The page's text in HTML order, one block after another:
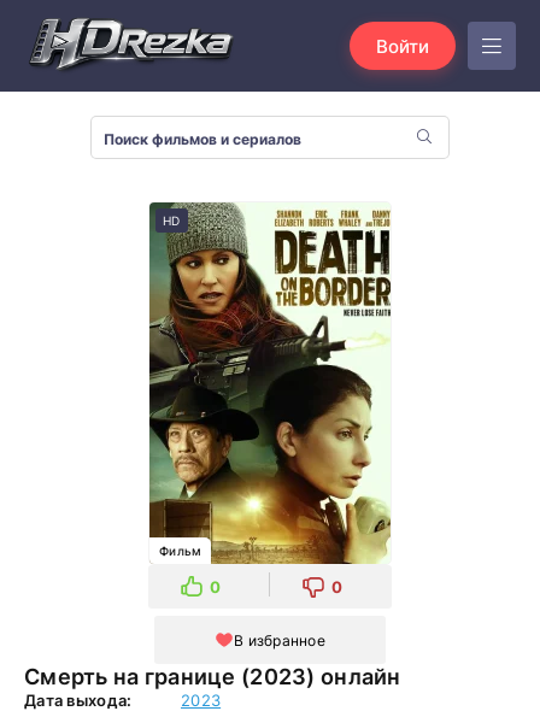
Войти
Смерть на границе (2023) онлайн
HD
Фильм
0 0
В избранное
Дата выхода:
2023